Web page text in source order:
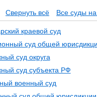
Свернуть всё Все суды
краевой суд
суд общей
суд округа
суд субъекта РФ
военный суд